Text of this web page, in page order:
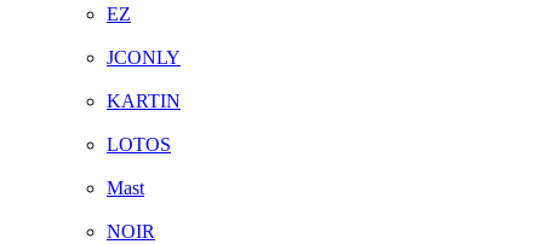
EZ
JCONLY
KARTIN
LOTOS
Mast
NOIR